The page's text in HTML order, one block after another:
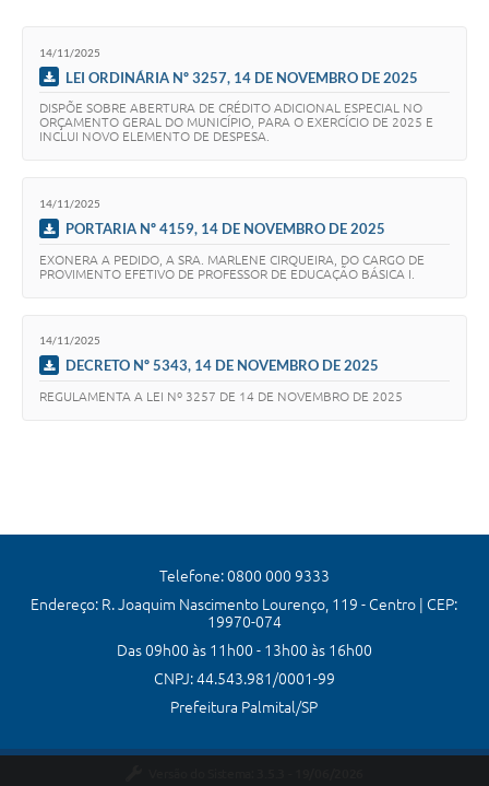
14/11/2025
LEI ORDINÁRIA Nº 3257, 14 DE NOVEMBRO DE 2025
DISPÕE SOBRE ABERTURA DE CRÉDITO ADICIONAL ESPECIAL NO
ORÇAMENTO GERAL DO MUNICÍPIO, PARA O EXERCÍCIO DE 2025 E
INCLUI NOVO ELEMENTO DE DESPESA.
14/11/2025
PORTARIA Nº 4159, 14 DE NOVEMBRO DE 2025
EXONERA A PEDIDO, A SRA. MARLENE CIRQUEIRA, DO CARGO DE
PROVIMENTO EFETIVO DE PROFESSOR DE EDUCAÇÃO BÁSICA I.
14/11/2025
DECRETO Nº 5343, 14 DE NOVEMBRO DE 2025
REGULAMENTA A LEI Nº 3257 DE 14 DE NOVEMBRO DE 2025
Telefone: 0800 000 9333
Endereço: R. Joaquim Nascimento Lourenço, 119 - Centro | CEP:
19970-074
Das 09h00 às 11h00 - 13h00 às 16h00
CNPJ: 44.543.981/0001-99
Prefeitura Palmital/SP